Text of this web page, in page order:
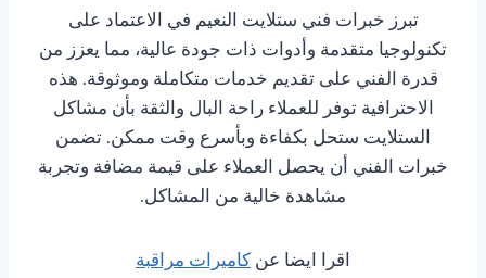
تبرز خبرات فني ستلايت النعيم في الاعتماد على
تكنولوجيا متقدمة وأدوات ذات جودة عالية، مما يعزز من
قدرة الفني على تقديم خدمات متكاملة وموثوقة. هذه
الاحترافية توفر للعملاء راحة البال والثقة بأن مشاكل
الستلايت ستحل بكفاءة وبأسرع وقت ممكن. تضمن
خبرات الفني أن يحصل العملاء على قيمة مضافة وتجربة
مشاهدة خالية من المشاكل.
اقرا ايضا عنكاميرات مراقبة